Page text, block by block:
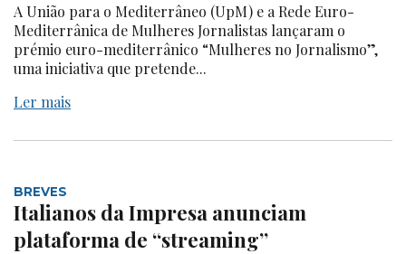
A União para o Mediterrâneo (UpM) e a Rede Euro-
Mediterrânica de Mulheres Jornalistas lançaram o
prémio euro-mediterrânico “Mulheres no Jornalismo”,
uma iniciativa que pretende...
Ler mais
BREVES
Italianos da Impresa anunciam
plataforma de “streaming”